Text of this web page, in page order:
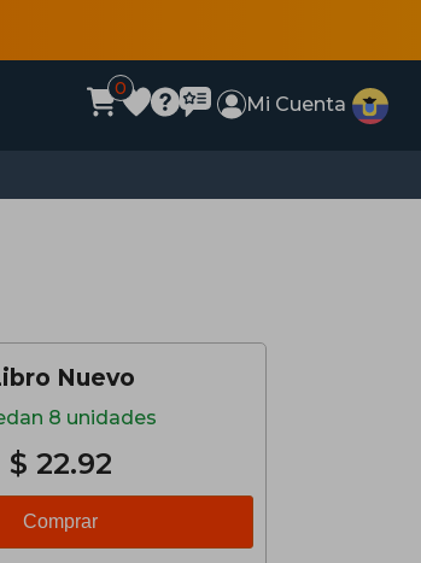
0
Mi Cuenta
Nuevo
8 unidades
$ 22.92
Comprar